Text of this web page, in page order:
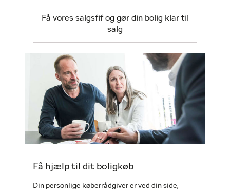
Få vores salgsfif og gør din bolig klar til
salg
Få hjælp til dit boligkøb
Din personlige køberrådgiver er ved din side,